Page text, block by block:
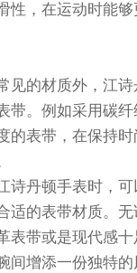
性，在运动时能
的材质外，江诗
带。例如采用碳
的表带，在保持
丹顿手表时，可
适的表带材质。
表带或是现代感
间增添一份独特的